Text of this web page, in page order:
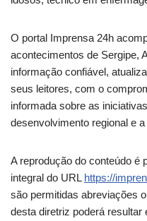
O portal Imprensa 24h
acontecimentos de Sergipe,
informação confiável,
seus leitores, com o
informada sobre as
desenvolvimento regional e
A reprodução do conteúdo é
integral do URL https://
são permitidas abreviações
desta diretriz poderá